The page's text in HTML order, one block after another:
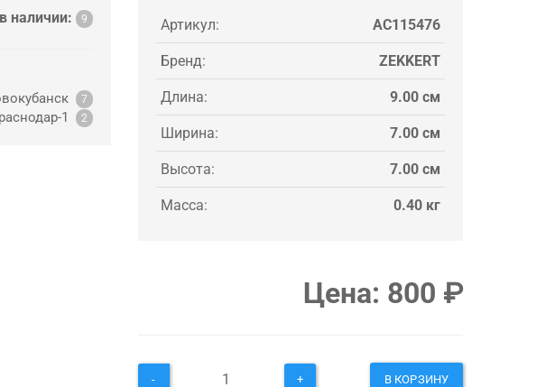
наличии: 9
7
1 2
Артикул: AC115476
Бренд: ZEKKERT
Длина: 9.00 см
Ширина: 7.00 см
Высота: 7.00 см
Масса: 0.40 кг
Цена: 800 ₽
- + В КОРЗИНУ